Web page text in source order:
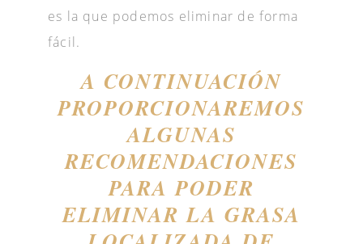
es la que podemos eliminar de forma
fácil.
A CONTINUACIÓN
PROPORCIONAREMOS
ALGUNAS
RECOMENDACIONES
PARA PODER
ELIMINAR LA GRASA